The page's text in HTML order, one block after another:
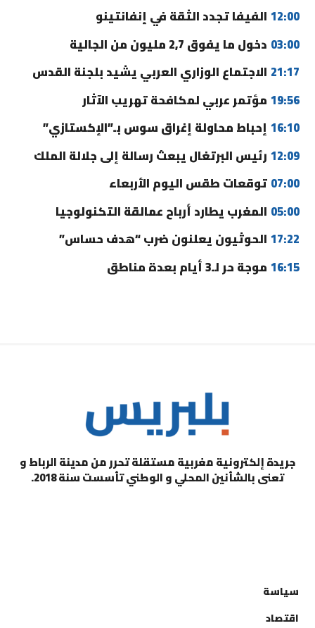
12:00 الفيفا تجدد الثقة في إنفانتينو
03:00 دخول ما يفوق 2,7 مليون من الجالية
21:17 الاجتماع الوزاري العربي يشيد بلجنة القدس
19:56 مؤتمر عربي لمكافحة تهريب الآثار
16:10 إحباط محاولة إغراق سوس بـ”الإكستازي”
12:09 رئيس البرتغال يبعث رسالة إلى جلالة الملك
07:00 توقعات طقس اليوم الأربعاء
05:00 المغرب يطارد أرباح عمالقة التكنولوجيا
17:22 الحوثيون يعلنون ضرب “هدف حساس”
16:15 موجة حر لـ3 أيام بعدة مناطق
جريدة إلكترونية مغربية مستقلة تحرر من مدينة الرباط و
تعنى بالشأنين المحلي و الوطني تأسست سنة 2018.
سياسة
اقتصاد